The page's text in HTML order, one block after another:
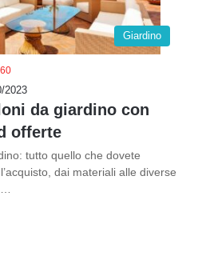
Giardino
2023
da giardino con
offerte
tutto quello che dovete
dai materiali alle diverse